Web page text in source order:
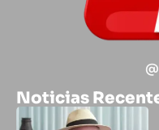
Noticias